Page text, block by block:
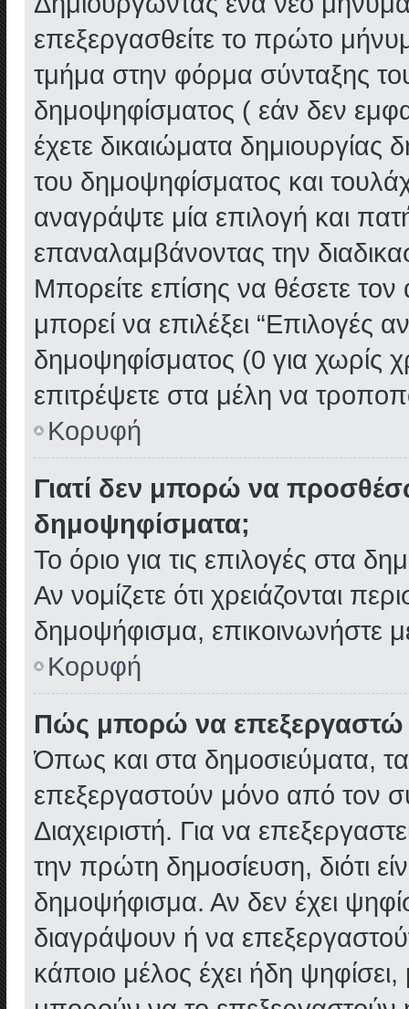
επεξεργασθείτε το πρώτο
τμήμα στην φόρμα σύνταξης
δημοψηφίσματος ( εάν δεν
έχετε δικαιώματα
του δημοψηφίσματος και
αναγράψτε μία επιλογή και
επαναλαμβάνοντας την
Μπορείτε επίσης να θέσετε
μπορεί να επιλέξει “Επιλογές
δημοψηφίσματος (0 για χωρίς
επιτρέψετε στα μέλη να
Κορυφή
Γιατί δεν μπορώ να
δημοψηφίσματα;
Το όριο για τις επιλογές στα
Αν νομίζετε ότι χρειάζονται
δημοψήφισμα, επικοινωνήστε
Κορυφή
Πώς μπορώ να
Όπως και στα δημοσιεύματα,
επεξεργαστούν μόνο από τον
Διαχειριστή. Για να
την πρώτη δημοσίευση, διότι
δημοψήφισμα. Αν δεν έχει
διαγράψουν ή να
κάποιο μέλος έχει ήδη ψηφίσει,